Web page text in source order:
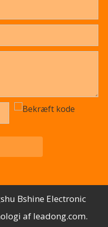
Bshine Electronic
af leadong.com.